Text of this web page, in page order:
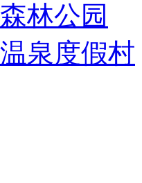
林公园
泉度假村